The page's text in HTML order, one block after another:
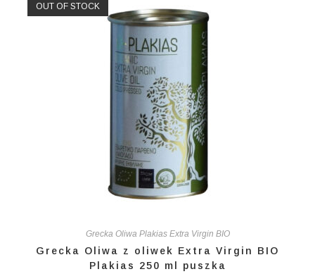
OUT OF STOCK
Grecka Oliwa Plakias Extra Virgin BIO
Grecka Oliwa z oliwek Extra Virgin BIO
Plakias 250 ml puszka